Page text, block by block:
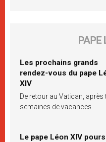
PAPE
Les prochains grands
rendez-vous du pape
XIV
De retour au Vatican, après
semaines de vacances
Le pape Léon XIV